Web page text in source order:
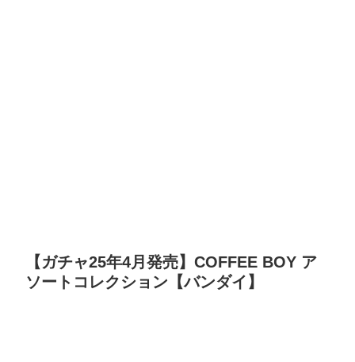
【ガチャ25年4月発売】COFFEE BOY ア
ソートコレクション【バンダイ】